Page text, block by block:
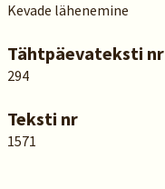
Kevade lähenemine
Tähtpäevateksti nr
294
Teksti nr
1571